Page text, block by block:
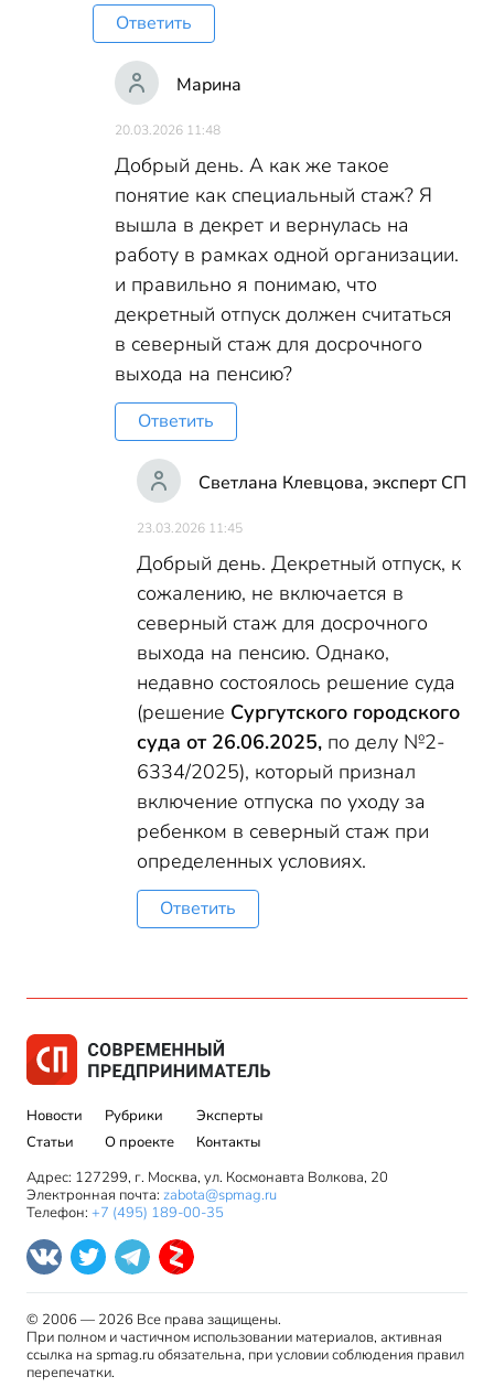
Ответить
Марина
20.03.2026 11:48
Добрый день. А как же такое
понятие как специальный стаж? Я
вышла в декрет и вернулась на
работу в рамках одной организации.
и правильно я понимаю, что
декретный отпуск должен считаться
в северный стаж для досрочного
выхода на пенсию?
Ответить
Светлана Клевцова, эксперт СП
23.03.2026 11:45
Добрый день. Декретный отпуск, к
сожалению, не включается в
северный стаж для досрочного
выхода на пенсию. Однако,
недавно состоялось решение суда
(решение Сургутского городского
суда от 26.06.2025, по делу №2-
6334/2025), который признал
включение отпуска по уходу за
ребенком в северный стаж при
определенных условиях.
Ответить
Новости
Статьи
Рубрики
О проекте
Эксперты
Контакты
Адрес: 127299, г. Москва, ул. Космонавта Волкова, 20
Электронная почта: zabota@spmag.ru
Телефон: +7 (495) 189-00-35
© 2006 — 2026 Все права защищены.
При полном и частичном использовании материалов, активная
ссылка на spmag.ru обязательна, при условии соблюдения правил
перепечатки.